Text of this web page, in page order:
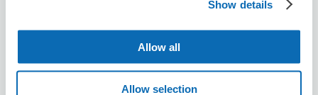
Show details
Allow all
Allow selection
8/10月